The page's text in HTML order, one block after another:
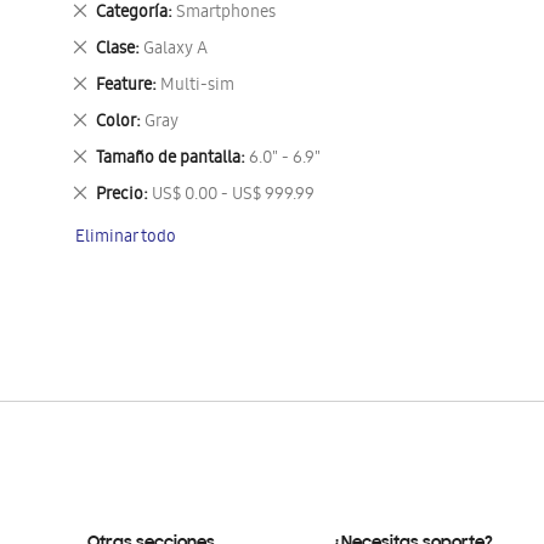
Categoría Smartphones
Eliminar
este
artículo
Clase Galaxy A
Eliminar
este
artículo
Feature Multi-sim
Eliminar
este
artículo
Color Gray
Eliminar
este
artículo
Tamaño de pantalla 6.0" - 6.9"
Eliminar
este
artículo
Precio US$ 0.00 - US$ 999.99
Eliminar
artículo
Eliminar todo